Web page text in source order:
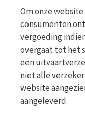
Om onze
consumenten
vergoeding
overgaat tot het
een
niet alle
website
aangeleverd.